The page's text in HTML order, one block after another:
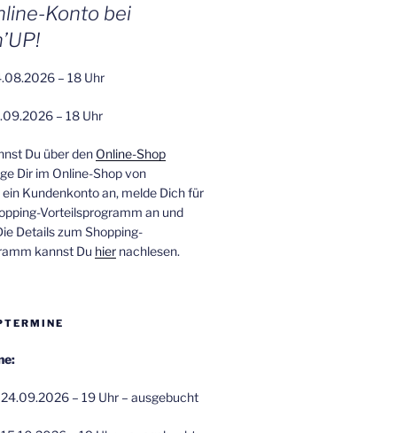
Konto bei
– 18 Uhr
– 18 Uhr
Du über den Online-Shop
Dir im Online-Shop von
ein Kundenkonto an, melde Dich für
Vorteilsprogramm an und
Details zum Shopping-
kannst Du hiernachlesen.
– 19 Uhr – ausgebucht